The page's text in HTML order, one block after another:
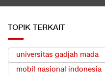
TOPIK TERKAIT
universitas gadjah mada
mobil nasional indonesia